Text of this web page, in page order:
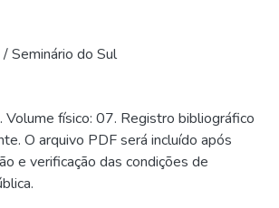
Seminário do Sul
Volume físico: 07. Registro bibliográfico
O arquivo PDF será incluído após
e verificação das condições de